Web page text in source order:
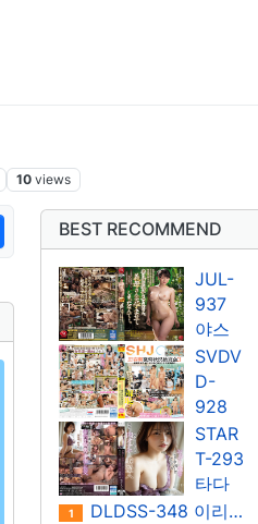
10 views
BEST RECOMMEND
JUL-
937
야스
미나
미
SVDV
D-
928
쿠도
우 라
라/유
키노
STAR
T-293
타다
이 마
1 DLDSS-348 이리타 마아야